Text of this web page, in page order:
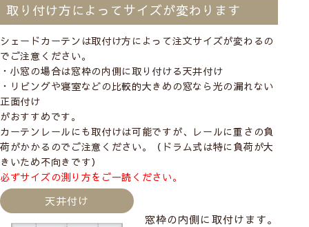
取り付け方によってサイズが変わります
シェードカーテンは取付け方によって注文サイズが変わるの
でご注意ください。
・小窓の場合は窓枠の内側に取り付ける天井付け
・リビングや寝室などの比較的大きめの窓なら光の漏れない
正面付け
がおすすめです。
カーテンレールにも取付けは可能ですが、レールに重さの負
荷がかかるのでご注意ください。（ドラム式は特に負荷が大
きいため不向きです）
必ずサイズの測り方をご一読ください。
天井付け
窓枠の内側に取付けます。